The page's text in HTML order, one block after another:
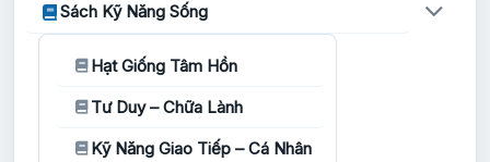
Sách Kỹ Năng Sống
Hạt Giống Tâm Hồn
Tư Duy – Chữa Lành
Kỹ Năng Giao Tiếp – Cá Nhân